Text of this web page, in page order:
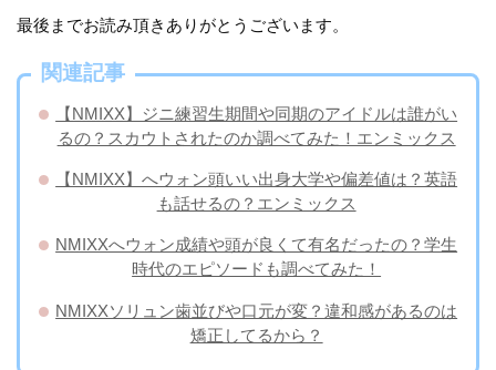
最後までお読み頂きありがとうございます。
関連記事
【NMIXX】ジニ練習生期間や同期のアイドルは誰がい
るの？スカウトされたのか調べてみた！エンミックス
【NMIXX】へウォン頭いい出身大学や偏差値は？英語
も話せるの？エンミックス
NMIXXへウォン成績や頭が良くて有名だったの？学生
時代のエピソードも調べてみた！
NMIXXソリュン歯並びや口元が変？違和感があるのは
矯正してるから？